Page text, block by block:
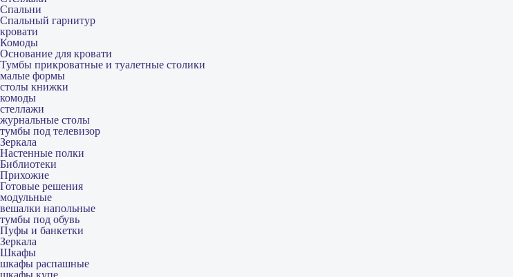
Спальни
Спальный гарнитур
кровати
Комоды
Основание для кровати
Тумбы прикроватные и туалетные столики
малые формы
столы книжки
комоды
стеллажи
журнальные столы
тумбы под телевизор
Зеркала
Настенные полки
Библиотеки
Прихожие
Готовые решения
модульные
вешалки напольные
тумбы под обувь
Пуфы и банкетки
Зеркала
Шкафы
шкафы распашные
шкафы купе